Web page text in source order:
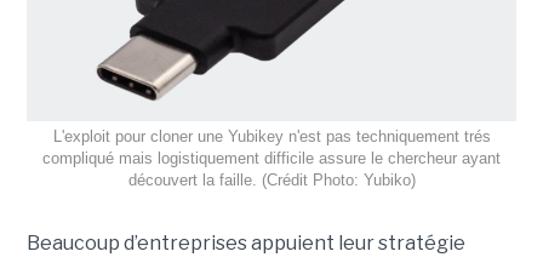
L'exploit pour cloner une Yubikey n'est pas techniquement trés
compliqué mais logistiquement difficile assure le chercheur ayant
découvert la faille. (Crédit Photo: Yubiko)
Beaucoup d’entreprises appuient leur stratégie